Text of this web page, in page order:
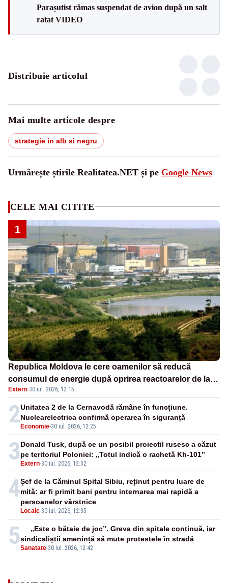
Parașutist rămas suspendat de avion după un salt
ratat VIDEO
Distribuie articolul
Mai multe articole despre
strategie in alb si negru
Urmărește știrile Realitatea.NET și pe Google News
CELE MAI CITITE
1
Republica Moldova le cere oamenilor să reducă
consumul de energie după oprirea reactoarelor de la
Cernavodă
Extern·30 iul. 2026, 12:15
2 Economie-30 iul. 2026, 12:25
Unitatea 2 de la Cernavodă rămâne în funcțiune.
Nuclearelectrica confirmă operarea în siguranță
3 Extern-30 iul. 2026, 12:32
Donald Tusk, după ce un posibil proiectil rusesc a căzut
pe teritoriul Poloniei: „Totul indică o rachetă Kh-101”
4
Locale-30 iul. 2026, 12:35
Șef de la Căminul Spital Sibiu, reținut pentru luare de
mită: ar fi primit bani pentru internarea mai rapidă a
persoanelor vârstnice
5Sanatate-30 iul. 2026, 12:42
„Este o bătaie de joc”. Greva din spitale continuă, iar
sindicaliștii amenință să mute protestele în stradă